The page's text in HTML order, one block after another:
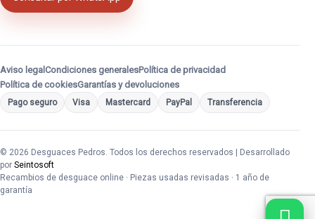
Aviso legal Condiciones generalesPolítica de privacidad
Política de cookiesGarantías y devoluciones
Pago seguro Visa Mastercard PayPal Transferencia
© 2026 Desguaces Pedros. Todos los derechos reservados | Desarrollado
por Seintosoft
Recambios de desguace online · Piezas usadas revisadas · 1 año de
garantía